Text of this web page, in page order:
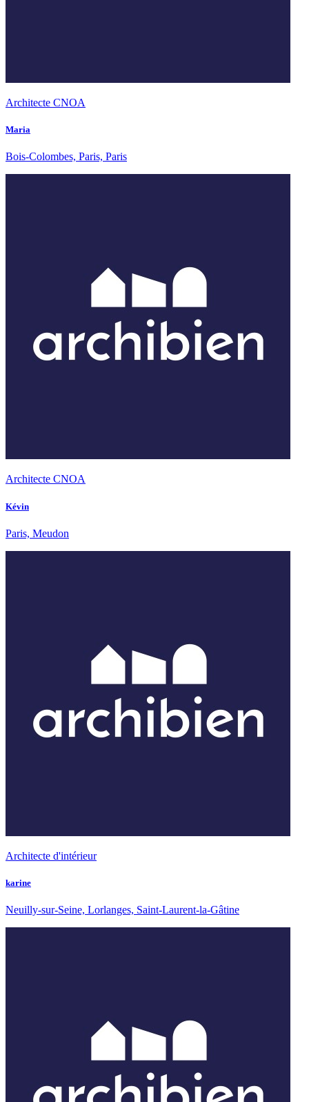
Architecte CNOA
Maria
Bois-Colombes, Paris, Paris
Architecte CNOA
Kévin
Paris, Meudon
Architecte d'intérieur
karine
Neuilly-sur-Seine, Lorlanges, Saint-Laurent-la-Gâtine